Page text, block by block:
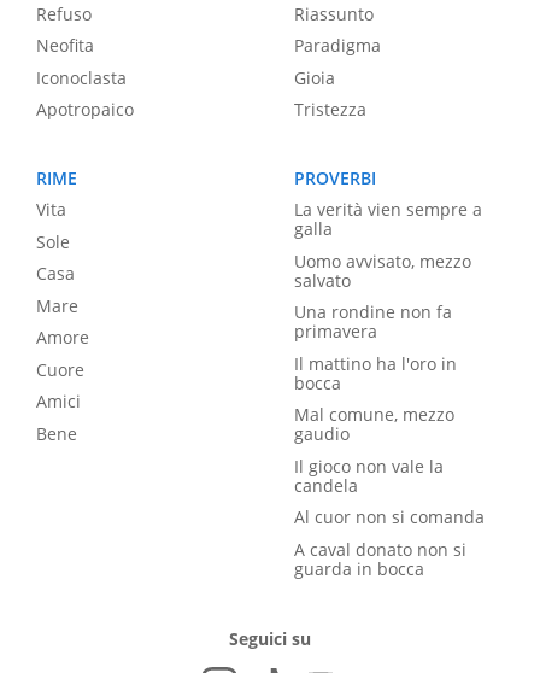
Refuso
Neofita
Iconoclasta
Apotropaico
Riassunto
Paradigma
Gioia
Tristezza
RIME
Vita
Sole
Casa
Mare
Amore
Cuore
Amici
Bene
PROVERBI
La verità vien sempre a
galla
Uomo avvisato, mezzo
salvato
Una rondine non fa
primavera
Il mattino ha l'oro in
bocca
Mal comune, mezzo
gaudio
Il gioco non vale la
candela
Al cuor non si comanda
A caval donato non si
guarda in bocca
Seguici su